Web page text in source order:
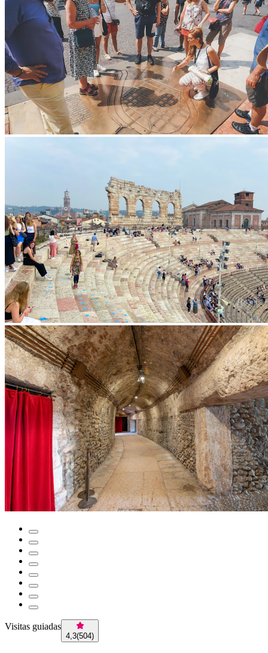
Visitas guiadas
4,3(504)